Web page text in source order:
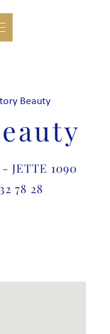
Beauty
JETTE 1090
78 28